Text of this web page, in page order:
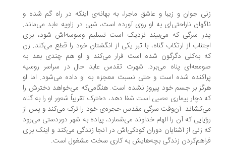
جوان و زیبا و عاشق ماجرا، به بهانه‌ی اینکه در راه گم شده و
ناراحتی‌ای به او روی آورده است، شبی در زاویه عابد می‌ماند.
سرگی که می‌بیند نزدیک است تسلیم وسوسه‌اش شود، برای
از ارتکاب گناه، با تبر یکی از انگشتان خود را قطع می‌کند. زن
به‌کلی دگرگون شده است فرار می‌کند و او هم چندی بعد به
پناه می‌برد. شهرت تقدس عابد حال در سراسر روسیه
شده است و حتی نسبت معجزه به او داده می‌شود. اما او
بر جسم خود پیروز نشده است. هنگامی‌که می‌خواهد دخترش را
دچار بیماری عصبی است شفا دهد، دخترک تقریباً شعور او را به گناه
آن‌وقت سرگی مقدس حجره‌ی خود را ترک می‌کند و پس از
که آن را الهام خداوند می‌شمارد، پیاده به شهر دوردستی می‌رود
زنی از آشنایان دوران کودکی‌اش در آنجا زندگی می‌کند و اینک برای
زندگی بچه‌هایش به کاری سخت مشغول است.